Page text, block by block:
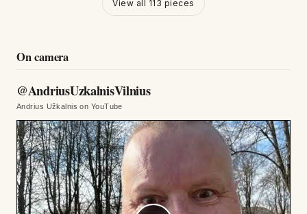
View all 113 pieces
On camera
@AndriusUzkalnisVilnius
Andrius Užkalnis on YouTube